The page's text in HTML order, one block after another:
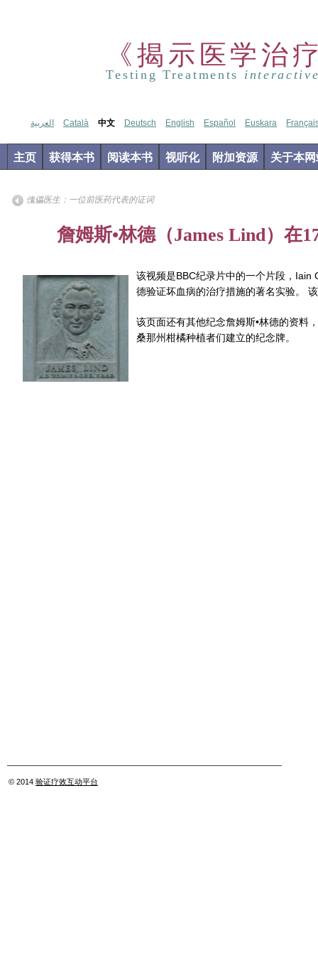
《揭示医学治
Testing Treatments
العربية Català 中文 Deutsch English Español Euskara
主页 获得本书 阅读本书 视听化 附加资源 关于本网
傀儡医生：一位前医药代表的证词
詹姆斯•林德（James Lind）在
该视频是BBC纪录片中的一个片段，Iain
德验证坏血病的治疗措施的著名实验。
该页面还有其他纪念詹姆斯•林德的资料
桑那州柑橘种植者们建立的纪念牌。
© 2014 验证疗效互动平台